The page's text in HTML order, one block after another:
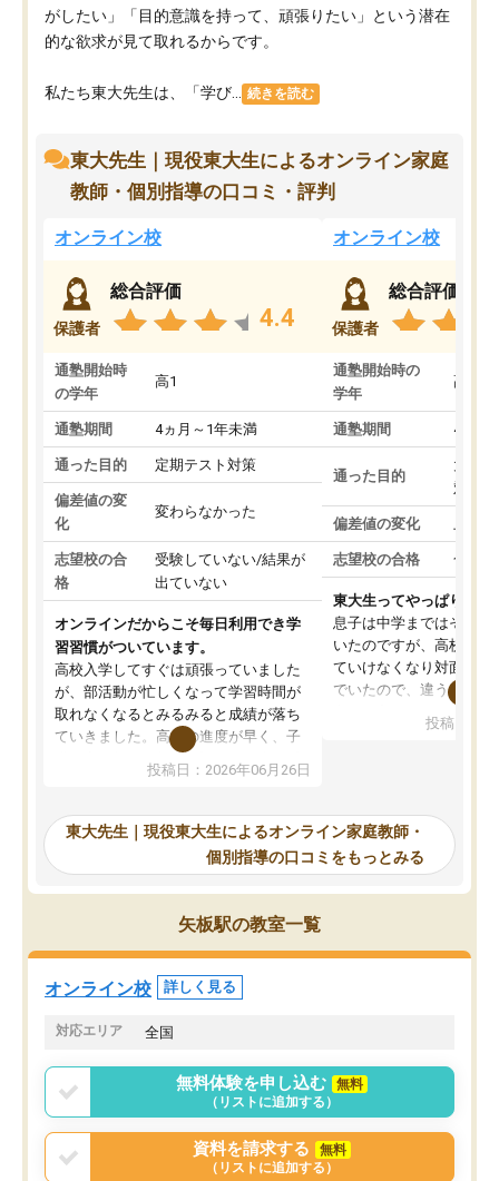
がしたい」「目的意識を持って、頑張りたい」という潜在
的な欲求が見て取れるからです。
私たち東大先生は、「学び... 続きを読む
東大先生｜現役東大生によるオンライン家庭
教師・個別指導の口コミ・評判
オンライン校
保護者
総合評価
4.4
通塾開始時
の学年
高1
通塾期間 4ヵ月～1年未満
通った目的 定期テスト対策
偏差値の変
化
変わらなかった
志望校の合
格
受験していない/結果が
出ていない
オンラインだからこそ毎日利用でき学
習習慣がついています。
高校入学してすぐは頑張っていました
が、部活動が忙しくなって学習時間が
取れなくなるとみるみると成績が落ち
ていきました。高校の進度が早く、子
供も家に帰って勉強の話すると嫌な反
応を示します。東大先生にお願いして
れるので、親としても安心です。毎日
使える自習室とかもあり、わからない
ところがあれば先生が回答してくれる
のも重宝しています。
投稿日：2026年06月26日
オンライン校
保護者
総合評価
通塾開始時の
学年
高3
通塾期間 4ヵ月
通った目的
大学
対策
偏差値の変化
志望校の合格 合格
東大生ってやっぱりすご
息子は中学まではそこそ
いたのですが、高校に入
ていけなくなり対面の塾
でいたので、違うアプロ
で、当初は模試でD判定
自習室が毎日使えていつ
るのが心強かったよう
謝です。
投稿日：
東大先生｜現役東大生によるオンライン家庭教師・
個別指導の口コミをもっとみる
矢板駅の教室一覧
オンライン校 詳しく見る
対応エリア 全国
無料体験を申し込む
無料
（リストに追加する）
資料を請求する
無料
（リストに追加する）